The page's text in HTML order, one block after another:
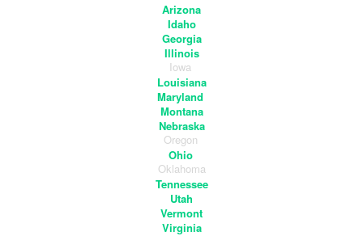
Arizona
Idaho
Georgia
Illinois
Iowa
Louisiana
Maryland
Montana
Nebraska
Oregon
Ohio
Oklahoma
Tennessee
Utah
Vermont
Virginia